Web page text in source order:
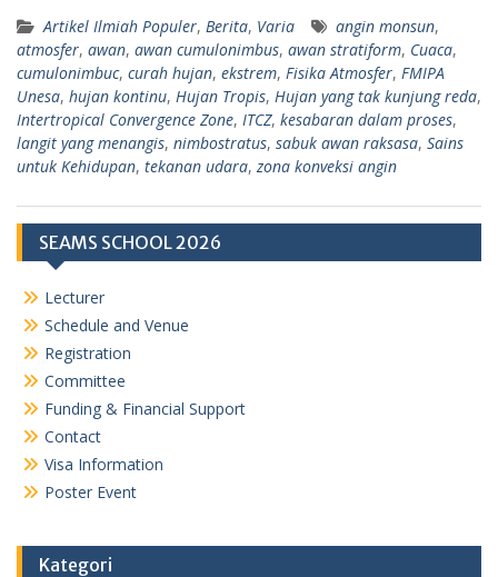
Artikel Ilmiah Populer, Berita, Varia angin monsun,
atmosfer, awan, awan cumulonimbus, awan stratiform, Cuaca,
cumulonimbuc, curah hujan, ekstrem, Fisika Atmosfer, FMIPA
Unesa, hujan kontinu, Hujan Tropis, Hujan yang tak kunjung reda,
Intertropical Convergence Zone, ITCZ, kesabaran dalam proses,
langit yang menangis, nimbostratus, sabuk awan raksasa, Sains
untuk Kehidupan, tekanan udara, zona konveksi angin
SEAMS SCHOOL 2026
Lecturer
Schedule and Venue
Registration
Committee
Funding & Financial Support
Contact
Visa Information
Poster Event
Kategori